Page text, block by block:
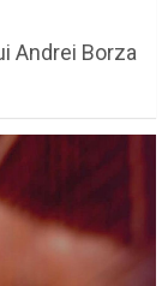
Andrei Borza